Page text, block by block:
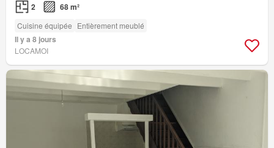
2 68 m²
Cuisine équipée Entièrement meublé
Il y a 8 jours
LOCAMOI